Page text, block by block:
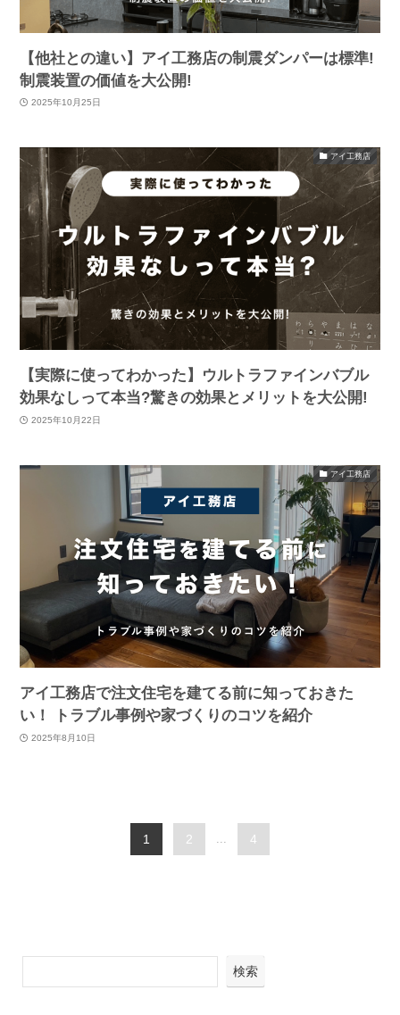
【他社との違い】アイ工務店の制震ダンパーは標準!
制震装置の価値を大公開!
2025年10月25日
アイ工務店
【実際に使ってわかった】ウルトラファインバブル
効果なしって本当?驚きの効果とメリットを大公開!
2025年10月22日
アイ工務店
アイ工務店で注文住宅を建てる前に知っておきた
い！ トラブル事例や家づくりのコツを紹介
2025年8月10日
1 2 4
検索